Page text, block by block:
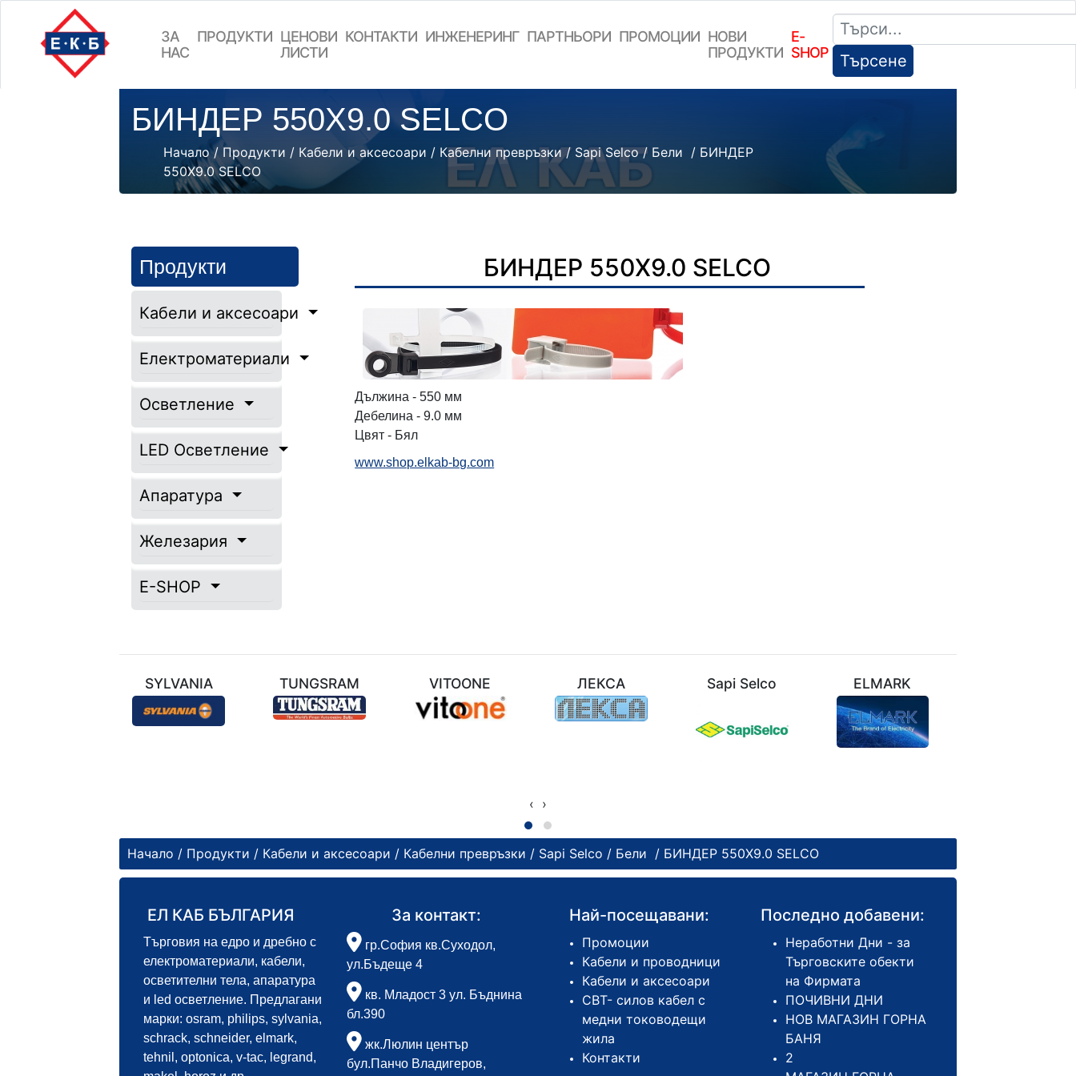
ЗА
НАС
ПРОДУКТИ ЦEНОВИ
ЛИСТИ
КОНТАКТИ ИНЖЕНЕРИНГ ПАРТНЬОРИ ПРОМОЦИИ НОВИ
ПРОДУКТИ
E-
SHOP
Търсене
БИНДЕР 550Х9.0 SELCO
Начало/ Продукти / Кабели и аксесоари / Кабелни превръзки/ Sapi Selco/ Бели / БИНДЕР
550Х9.0 SELCO
Продукти
Кабели и аксесоари
Електроматериали
Осветление
LED Осветление
Апаратура
Железария
E-SHOP
БИНДЕР 550Х9.0 SELCO
Дължина - 550 мм
Дебелина - 9.0 мм
Цвят - Бял
www.shop.elkab-bg.com
SYLVANIA TUNGSRAM VITOONE ЛЕКСА Sapi Selco ELMARK
‹ ›
Начало / Продукти / Кабели и аксесоари / Кабелни превръзки / Sapi Selco / Бели / БИНДЕР 550Х9.0 SELCO
ЕЛ КАБ БЪЛГАРИЯ
Търговия на едро и дребно с
електроматериали, кабели,
осветителни тела, апаратура
и led осветление. Предлагани
марки: osram, philips, sylvania,
schrack, schneider, elmark,
tehnil, optonica, v-tac, legrand,
За контакт:
гр.София кв.Суходол,
ул.Бъдеще 4
кв. Младост 3 ул. Бъднина
бл.390
жк.Люлин център
бул.Панчо Владигеров,
Най-посещавани:
Промоции
Кабели и проводници
Кабели и аксесоари
СВТ- силов кабел с
медни тоководещи
жила
Контакти
Последно добавени:
Неработни Дни - за
Търговските обекти
на Фирмата
ПОЧИВНИ ДНИ
НОВ МАГАЗИН ГОРНА
БАНЯ
2